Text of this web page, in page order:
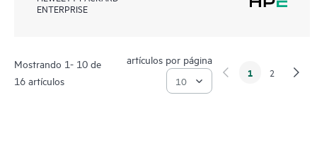
ENTERPRISE
Mostrando 1- 10 de
16 artículos
artículos por página
1 2